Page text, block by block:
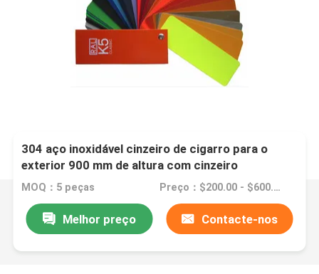
304 aço inoxidável cinzeiro de cigarro para o
exterior 900 mm de altura com cinzeiro
MOQ：5 peças Preço：$200.00 - $600.00/pieces
Melhor preço Contacte-nos